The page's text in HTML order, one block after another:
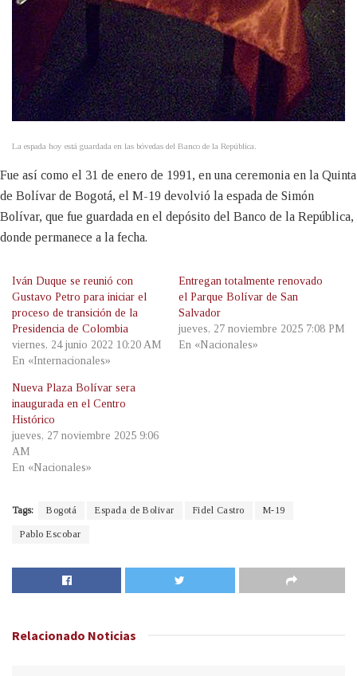
La espada hoy está guardada en las bóvedas del Banco de la República.
Fue así como el 31 de enero de 1991, en una ceremonia en la Quinta
de Bolívar de Bogotá, el M-19 devolvió la espada de Simón
Bolívar, que fue guardada en el depósito del Banco de la República,
donde permanece a la fecha.
Iván Duque se reunió con
Gustavo Petro para iniciar el
proceso de transición de la
Presidencia de Colombia
viernes, 24 junio 2022 10:20 AM
En «Internacionales»
Entregan totalmente renovado
el Parque Bolívar de San
Salvador
jueves, 27 noviembre 2025 7:08 PM
En «Nacionales»
Nueva Plaza Bolívar sera
inaugurada en el Centro
Histórico
jueves, 27 noviembre 2025 9:06
AM
En «Nacionales»
Tags: Bogotá Espada de Bolivar Fidel Castro M-19
Pablo Escobar
Relacionado Noticias